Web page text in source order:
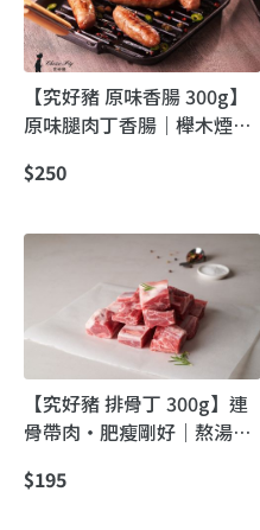
【究好豬 原味香腸 300g】
原味腿肉丁香腸｜櫸木煙
$250
【究好豬 排骨丁 300g】連
骨帶肉・肥瘦剛好｜熬湯更
$195